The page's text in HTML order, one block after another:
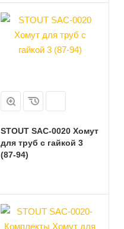
STOUT SAC-0020 Хомут
для труб с гайкой 3
(87-94)